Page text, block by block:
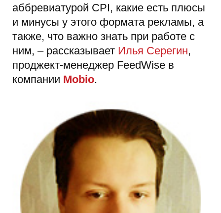
аббревиатурой CPI, какие есть плюсы
и минусы у этого формата рекламы, а
также, что важно знать при работе с
ним, – рассказывает Илья Серегин,
проджект-менеджер FeedWise в
компании Mobio.